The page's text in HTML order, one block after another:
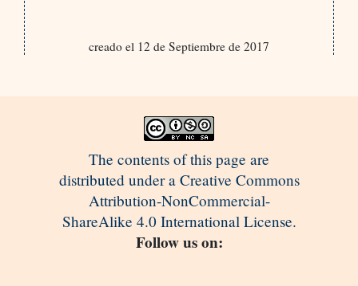
creado el 12 de Septiembre de 2017
The contents of this page are
distributed under a Creative Commons
Attribution-NonCommercial-
ShareAlike 4.0 International License.
Follow us on: